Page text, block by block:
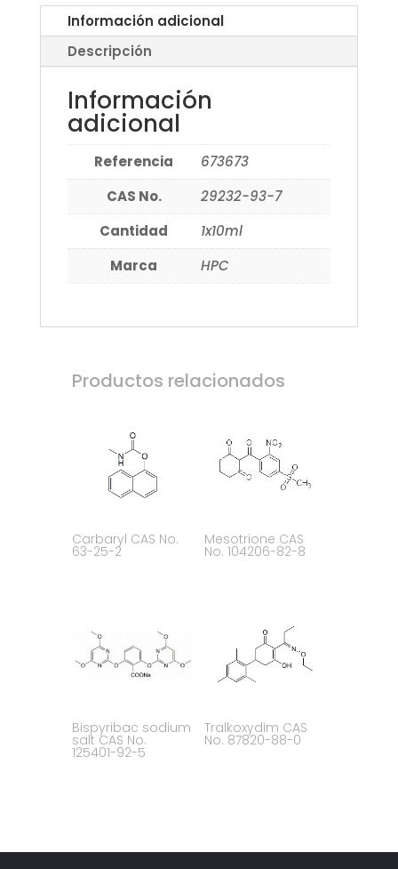
Información adicional
Descripción
Información
adicional
Referencia
673673
CAS No.
29232-93-7
Cantidad
1x10ml
Marca
HPC
Productos relacionados
Carbaryl CAS No.
63-25-2
Mesotrione CAS
No. 104206-82-8
Bispyribac sodium
salt CAS No.
125401-92-5
Tralkoxydim CAS
No. 87820-88-0